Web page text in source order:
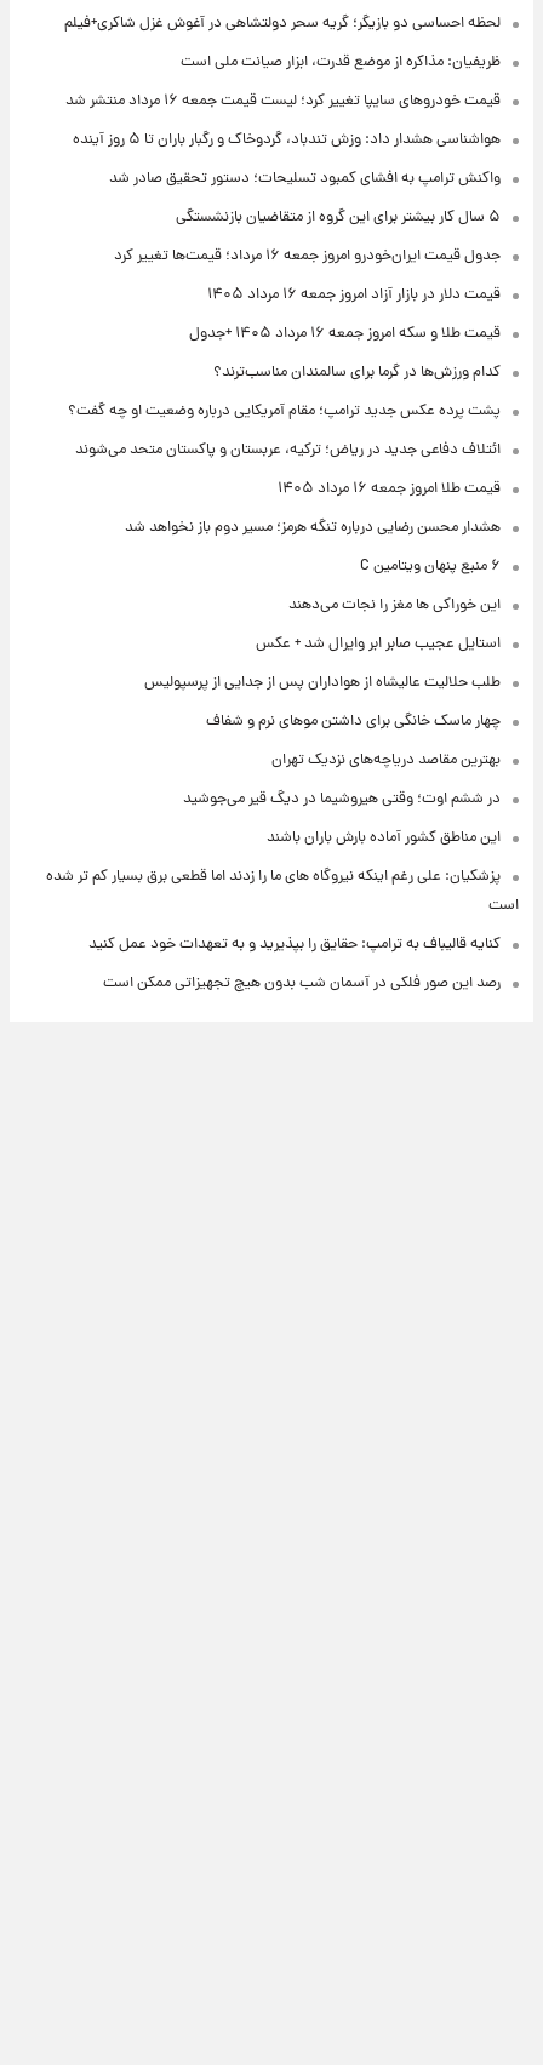
لحظه احساسی دو بازیگر؛ گریه سحر دولتشاهی در آغوش غزل شاکری+فیلم
ظریفیان: مذاکره از موضع قدرت، ابزار صیانت ملی است
قیمت خودروهای سایپا تغییر کرد؛ لیست قیمت جمعه ۱۶ مرداد منتشر شد
هواشناسی هشدار داد: وزش تندباد، گردوخاک و رگبار باران تا ۵ روز آینده
واکنش ترامپ به افشای کمبود تسلیحات؛ دستور تحقیق صادر شد
۵ سال کار بیشتر برای این گروه از متقاضیان بازنشستگی
جدول قیمت ایران‌خودرو امروز جمعه ۱۶ مرداد؛ قیمت‌ها تغییر کرد
قیمت دلار در بازار آزاد امروز جمعه ۱۶ مرداد ۱۴۰۵
قیمت طلا و سکه امروز جمعه ۱۶ مرداد ۱۴۰۵ +جدول
کدام ورزش‌ها در گرما برای سالمندان مناسب‌ترند؟
پشت پرده عکس جدید ترامپ؛ مقام آمریکایی درباره وضعیت او چه گفت؟
ائتلاف دفاعی جدید در ریاض؛ ترکیه، عربستان و پاکستان متحد می‌شوند
قیمت طلا امروز جمعه ۱۶ مرداد ۱۴۰۵
هشدار محسن رضایی درباره تنگه هرمز؛ مسیر دوم باز نخواهد شد
۶ منبع پنهان ویتامین C
این خوراکی ها مغز را نجات می‌دهند
استایل عجیب صابر ابر وایرال شد + عکس
طلب حلالیت عالیشاه از هواداران پس از جدایی از پرسپولیس
چهار ماسک خانگی برای داشتن موهای نرم و شفاف
بهترین مقاصد دریاچه‌های نزدیک تهران
در ششم اوت؛ وقتی هیروشیما در دیگ قیر می‌جوشید
این مناطق کشور آماده بارش باران باشند
پزشکیان: علی رغم اینکه نیروگاه های ما را زدند اما قطعی برق بسیار کم تر شده
است
کنایه قالیباف به ترامپ: حقایق را بپذیرید و به تعهدات خود عمل کنید
رصد این صور فلکی در آسمان شب بدون هیچ تجهیزاتی ممکن است